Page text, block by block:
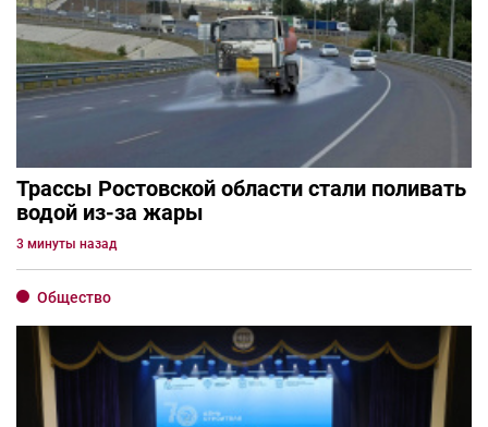
Трассы Ростовской области стали поливать
водой из-за жары
3 минуты назад
Общество